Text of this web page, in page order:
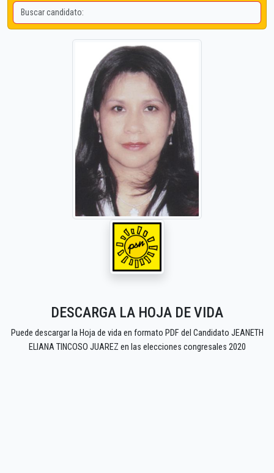
DESCARGA LA HOJA DE VIDA
Puede descargar la Hoja de vida en formato PDF del Candidato JEANETH
ELIANA TINCOSO JUAREZ en las elecciones congresales 2020